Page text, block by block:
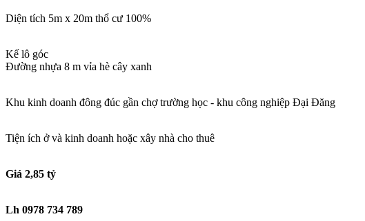
Diện tích 5m x 20m thổ cư 100%
Kế lô góc
Đường nhựa 8 m vỉa hè cây xanh
Khu kinh doanh đông đúc gần chợ trường học - khu công nghiệp Đại Đăng
Tiện ích ở và kinh doanh hoặc xây nhà cho thuê
Giá 2,85 tỷ
Lh 0978 734 789